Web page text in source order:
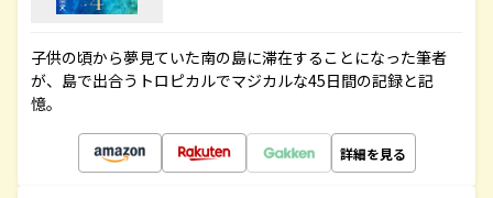
子供の頃から夢見ていた南の島に滞在することになった筆者
が、島で出合うトロピカルでマジカルな45日間の記録と記
憶。
詳細を見る